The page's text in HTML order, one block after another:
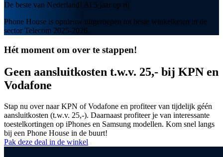
De beste van Nederland! Al 5 jaar op rij
Phone House is opnieuw uitgeroepen tot beste winkelketen in de
sector Telecom 2025-2026.
Hét moment om over te stappen!
Geen aansluitkosten t.w.v. 25,- bij KPN en
Vodafone
Stap nu over naar KPN of Vodafone en profiteer van tijdelijk géén
aansluitkosten (t.w.v. 25,-). Daarnaast profiteer je van interessante
toestelkortingen op iPhones en Samsung modellen. Kom snel langs
bij een Phone House in de buurt!
Pak deze deal in de winkel